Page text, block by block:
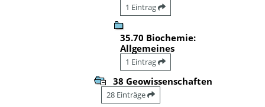
1 Eintrag
35.70 Biochemie:
Allgemeines
1 Eintrag
38 Geowissenschaften
28 Einträge